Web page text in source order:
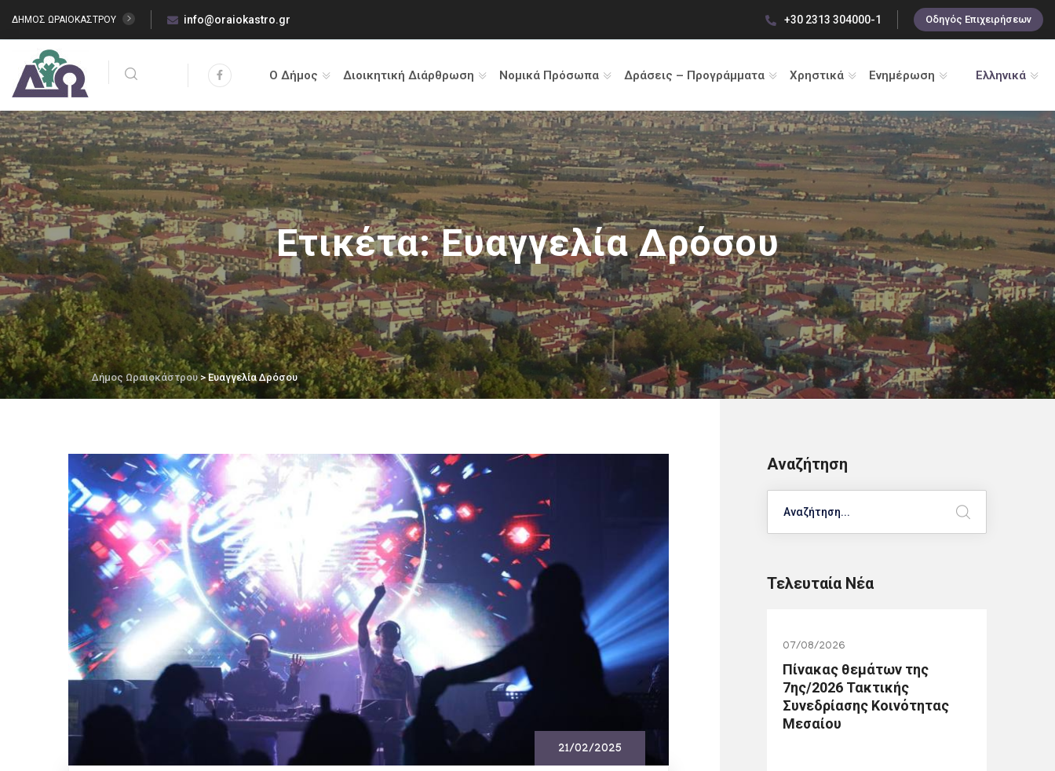
ΔΗΜΟΣ ΩΡΑΙΟΚΑΣΤΡΟΥ info@oraiokastro.gr +30 2313 304000-1 Οδηγός Επιχειρήσεων
Ο Δήμος Διοικητική Διάρθρωση Νομικά Πρόσωπα Δράσεις – Προγράμματα Χρηστικά Ενημέρωση Ελληνικά
Ετικέτα:Ευαγγελία Δρόσου
Δήμος Ωραιοκάστρου> Ευαγγελία Δρόσου
21/02/2025
Αναζήτηση
Τελευταία Νέα
07/08/2026
Πίνακας θεμάτων της
7ης/2026 Τακτικής
Συνεδρίασης Κοινότητας
Μεσαίου